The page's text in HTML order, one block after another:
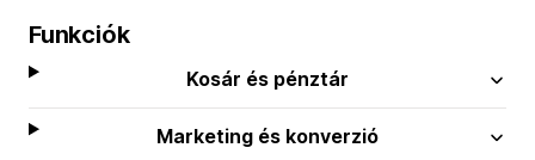
Funkciók
Kosár és pénztár
Marketing és konverzió